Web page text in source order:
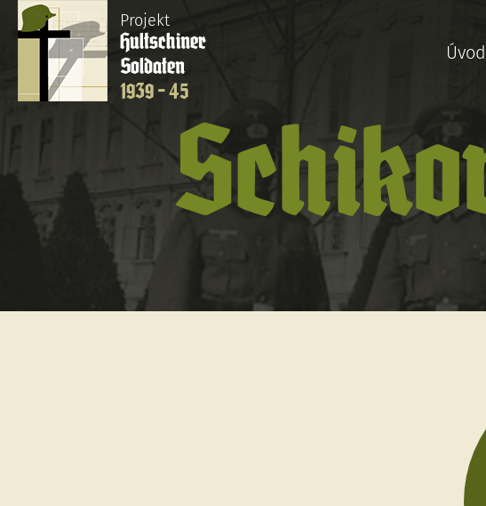
Projekt
Hultschiner
Soldaten
1939 - 45
Úvod